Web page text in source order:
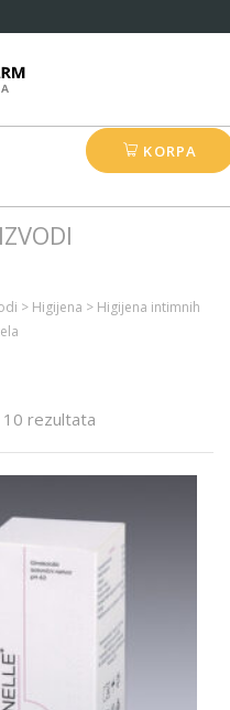
KORPA
> Higijena > Higijena intimnih
10 rezultata